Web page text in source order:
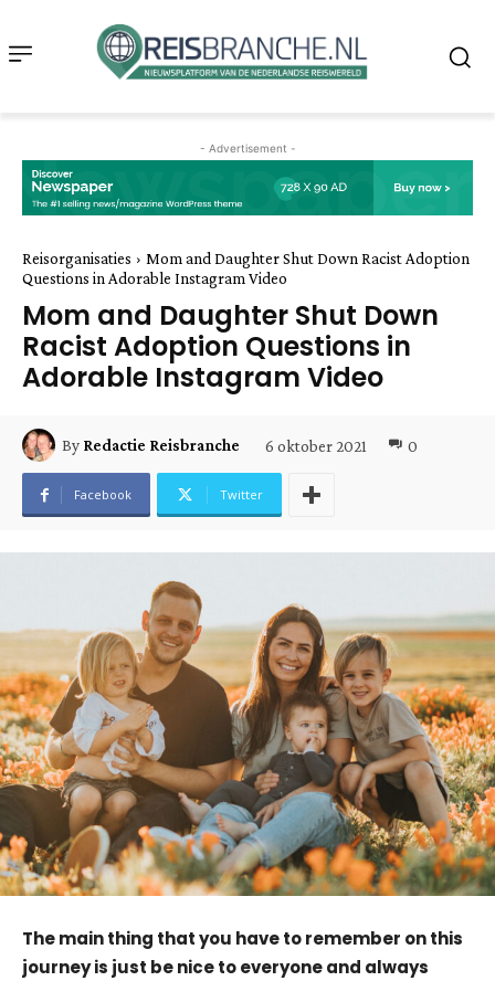
- Advertisement -
Reisorganisaties
Mom and Daughter Shut Down Racist Adoption
Questions in Adorable Instagram Video
Mom and Daughter Shut Down
Racist Adoption Questions in
Adorable Instagram Video
By Redactie Reisbranche 6 oktober 2021 0
Facebook Twitter
The main thing that you have to remember on this
journey is just be nice to everyone and always